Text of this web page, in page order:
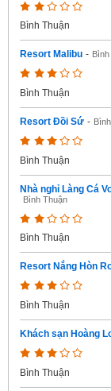
Bình Thuận
Resort Malibu -
Bình Thuận
Resort Đồi Sứ -
Bình Thuận
Nhà nghỉ Làng Cá
Bình Thuận
Bình Thuận
Resort Nắng Hòn
Bình Thuận
Khách sạn Hoàng
Bình Thuận